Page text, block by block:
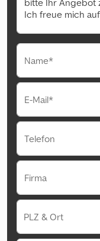
Name*
E-Mail*
Telefon
Firma
PLZ & Ort